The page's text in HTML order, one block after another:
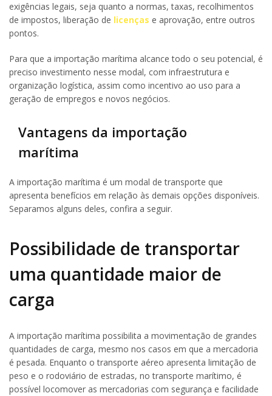
exigências legais, seja quanto a normas, taxas, recolhimentos
de impostos, liberação de licenças e aprovação, entre outros
pontos.
Para que a importação marítima alcance todo o seu potencial, é
preciso investimento nesse modal, com infraestrutura e
organização logística, assim como incentivo ao uso para a
geração de empregos e novos negócios.
Vantagens da importação
marítima
A importação marítima é um modal de transporte que
apresenta benefícios em relação às demais opções disponíveis.
Separamos alguns deles, confira a seguir.
Possibilidade de transportar
uma quantidade maior de
carga
A importação marítima possibilita a movimentação de grandes
quantidades de carga, mesmo nos casos em que a mercadoria
é pesada. Enquanto o transporte aéreo apresenta limitação de
peso e o rodoviário de estradas, no transporte marítimo, é
possível locomover as mercadorias com segurança e facilidade